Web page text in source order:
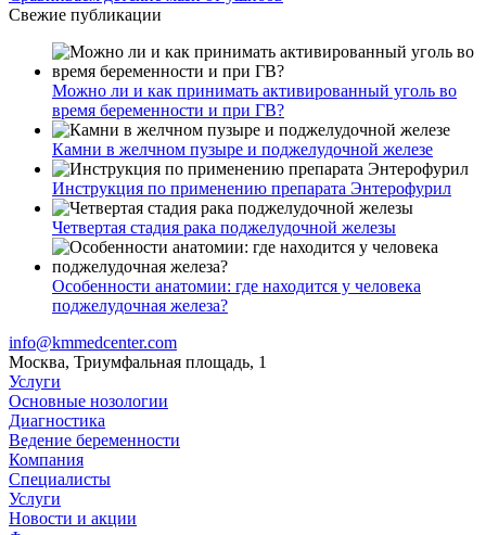
Свежие публикации
Можно ли и как принимать активированный уголь во
время беременности и при ГВ?
Камни в желчном пузыре и поджелудочной железе
Инструкция по применению препарата Энтерофурил
Четвертая стадия рака поджелудочной железы
Особенности анатомии: где находится у человека
поджелудочная железа?
info@kmmedcenter.com
Москва, Триумфальная площадь, 1
Услуги
Основные нозологии
Диагностика
Ведение беременности
Компания
Специалисты
Услуги
Новости и акции